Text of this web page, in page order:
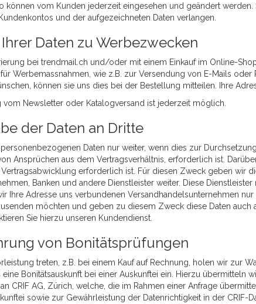
können vom Kunden jederzeit eingesehen und geändert
und der aufgezeichneten Daten verlangen.
Daten zu Werbezwecken
bei trendmail.ch und/oder mit einem Einkauf im Online-
Werbemassnahmen, wie z.B. zur Versendung von E-Mails
können sie uns dies bei der Bestellung mitteilen. Ihre
vom Newsletter oder Katalogversand ist jederzeit möglich.
der Daten an Dritte
Daten nur weiter, wenn dies zur
Ansprüchen aus dem Vertragsverhältnis, erforderlich ist.
erforderlich ist. Für diesen Zweck geben wir
Banken und andere Dienstleister weiter. Diese
Ihre Adresse uns verbundenen Versandhandelsunternehmen
möchten und geben zu diesem Zweck diese Daten auch
Sie hierzu unseren Kundendienst.
von Bonitätsprüfungen
treten, z.B. bei einem Kauf auf Rechnung, holen wir zur
Bonitätsauskunft bei einer Auskunftei ein. Hierzu übermitteln
CRIF AG, Zürich, welche, die im Rahmen einer Anfrage
sowie zur Gewährleistung der Datenrichtigkeit in der CRIF-